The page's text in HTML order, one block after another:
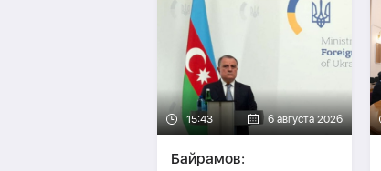
15:43 6 августа 2026
Байрамов: